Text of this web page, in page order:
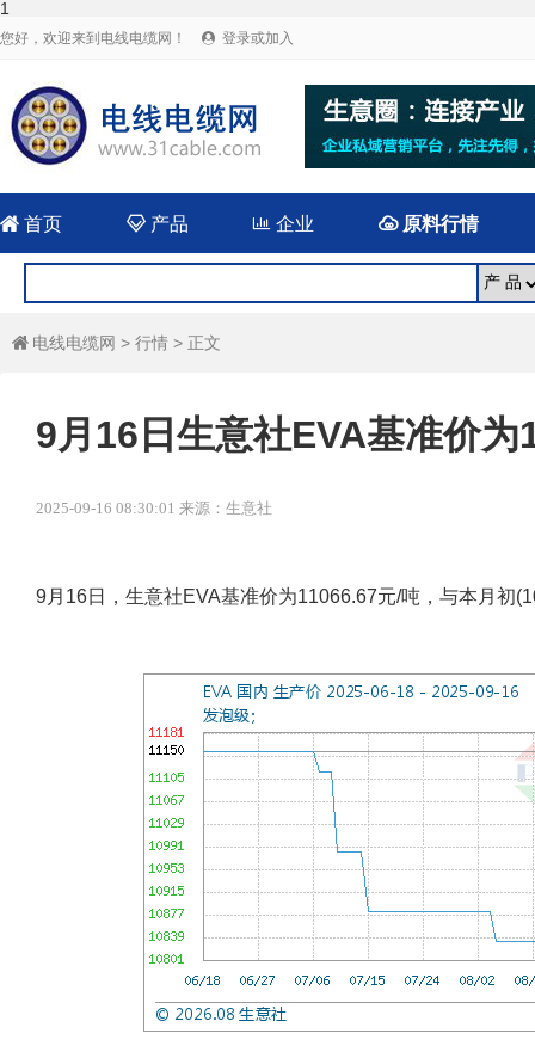
1
您好，欢迎来到电线电缆网！  登录或加入
 首页 产品  企业 原料行情
 电线电缆网 > 行情 > 正文
9月16日生意社EVA基准价为
2025-09-16 08:30:01 来源：生意社
9月16日，生意社EVA基准价为11066.67元/吨，与本月初